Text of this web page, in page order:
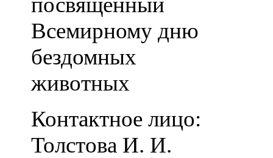
Всемирному дню
бездомных
животных
Контактное лицо:
Толстова И. И.